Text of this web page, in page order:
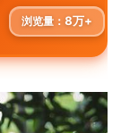
浏览量：8万+